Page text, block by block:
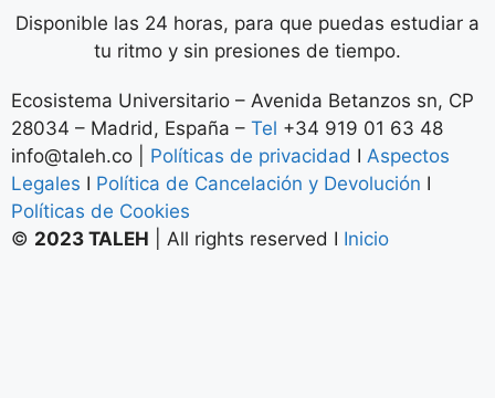
Políticas de Cookies
2023 TALEH| All rights reserved IInicio